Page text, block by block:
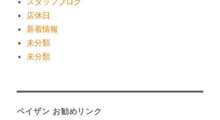
店休日
新着情報
未分類
未分類
ペイザン お勧めリンク